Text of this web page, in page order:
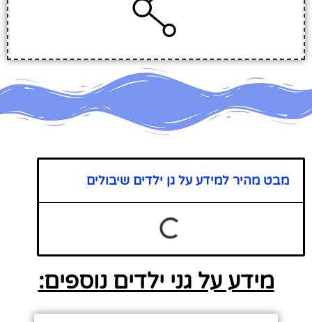
מבט מהיר למידע על גן ילדים שיבולים
מידע על גני ילדים נוספים: